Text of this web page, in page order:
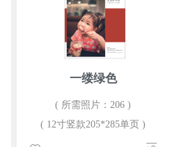
一缕绿色
( 所需照片：206 )
( 12寸竖款205*285单页 )